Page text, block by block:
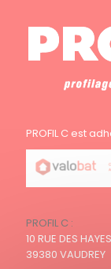
PROFIL C est
PROFIL C :
10 RUE DES HAYES
39380 VAUDREY